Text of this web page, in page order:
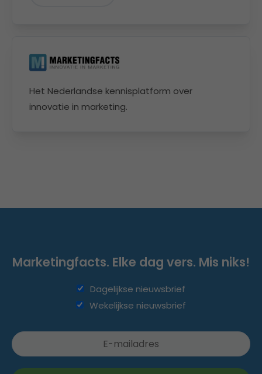
Het Nederlandse kennisplatform over
innovatie in marketing.
Marketingfacts. Elke dag vers. Mis niks!
Dagelijkse nieuwsbrief
Wekelijkse nieuwsbrief